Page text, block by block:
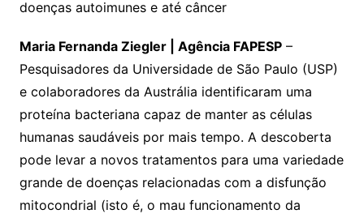
doenças autoimunes e até câncer
Maria Fernanda Ziegler | Agência FAPESP–
Pesquisadores da Universidade de São Paulo (USP)
e colaboradores da Austrália identificaram uma
proteína bacteriana capaz de manter as células
humanas saudáveis por mais tempo. A descoberta
pode levar a novos tratamentos para uma variedade
grande de doenças relacionadas com a disfunção
mitocondrial (isto é, o mau funcionamento da